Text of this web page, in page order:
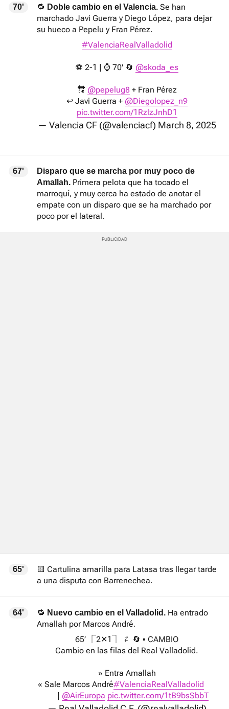
70' 🔁 Doble cambio en el Valencia. Se han
marchado Javi Guerra y Diego López, para dejar
su hueco a Pepelu y Fran Pérez.
#ValenciaRealValladolid
⚽ 2-1 | ⌚ 70' 🔄 @skoda_es
🔛 @pepelug8+ Fran Pérez
↩️ Javi Guerra + @Diegolopez_n9
pic.twitter.com/1RzlzJnhD1
— Valencia CF (@valenciacf) March 8, 2025
67'
Disparo que se marcha por muy poco de
Amallah. Primera pelota que ha tocado el
marroquí, y muy cerca ha estado de anotar el
empate con un disparo que se ha marchado por
poco por el lateral.
65'
🟨 Cartulina amarilla para Latasa tras llegar tarde
a una disputa con Barrenechea.
64' 🔁 Nuevo cambio en el Valladolid. Ha entrado
Amallah por Marcos André.
65’ ⎾2✕1⏋ ⇄ 🔄 ▪ CAMBIO
Cambio en las filas del Real Valladolid.
» Entra Amallah
« Sale Marcos André#ValenciaRealValladolid
| @AirEuropa pic.twitter.com/1tB9bsSbbT